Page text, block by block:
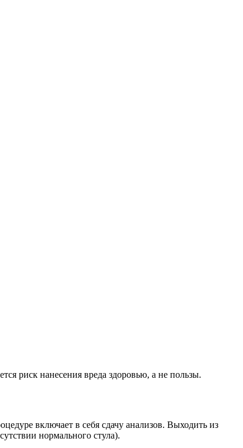
риск нанесения вреда здоровью, а не пользы.
включает в себя сдачу анализов. Выходить из
нормального стула).